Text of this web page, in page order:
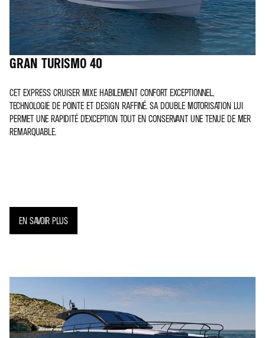
GRAN TURISMO 40
CET EXPRESS CRUISER MIXE HABILEMENT CONFORT EXCEPTIONNEL,
TECHNOLOGIE DE POINTE ET DESIGN RAFFINÉ. SA DOUBLE MOTORISATION LUI
PERMET UNE RAPIDITÉ D’EXCEPTION TOUT EN CONSERVANT UNE TENUE DE MER
REMARQUABLE.
EN SAVOIR PLUS